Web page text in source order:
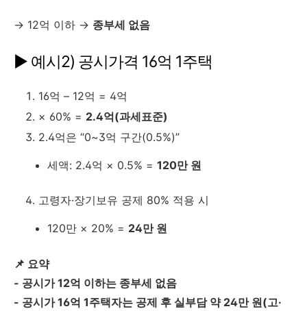
→ 12억 이하 → 종부세 없음
▶ 예시2) 공시가격 16억 1주택
16억 – 12억 = 4억
× 60% = 2.4억(과세표준)
2.4억은 “0~3억 구간(0.5%)”
세액: 2.4억 × 0.5% = 120만 원
고령자·장기보유 공제 80% 적용 시
120만 × 20% = 24만 원
📌 요약
- 공시가 12억 이하는 종부세 없음
- 공시가 16억 1주택자는 공제 후 실부담 약 24만 원(고·